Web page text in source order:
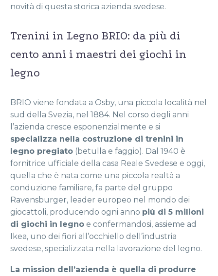
novità di questa storica azienda svedese.
Trenini in Legno BRIO: da più di
cento anni i maestri dei giochi in
legno
BRIO viene fondata a Osby, una piccola località nel
sud della Svezia, nel 1884. Nel corso degli anni
l’azienda cresce esponenzialmente e si
specializza nella costruzione di trenini in
legno pregiato (betulla e faggio). Dal 1940 è
fornitrice ufficiale della casa Reale Svedese e oggi,
quella che è nata come una piccola realtà a
conduzione familiare, fa parte del gruppo
Ravensburger, leader europeo nel mondo dei
giocattoli, producendo ogni anno più di 5 milioni
di giochi in legno e confermandosi, assieme ad
Ikea, uno dei fiori all’occhiello dell’industria
svedese, specializzata nella lavorazione del legno.
La mission dell’azienda è quella di produrre